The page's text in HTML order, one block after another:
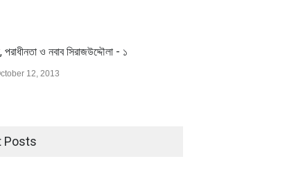
পরাধীনতা ও নবাব সিরাজউদ্দৌলা - ১
12, 2013
Posts